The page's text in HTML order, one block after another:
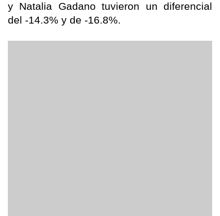
y Natalia Gadano tuvieron un diferencial
del -14.3% y de -16.8%.